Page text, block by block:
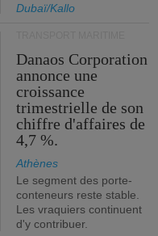
Dubaï/Kallo
Danaos Corporation
annonce une
croissance
trimestrielle de son
chiffre d'affaires de
4,7 %.
Athènes
Le segment des porte-
conteneurs reste stable.
Les vraquiers continuent
d'y contribuer.